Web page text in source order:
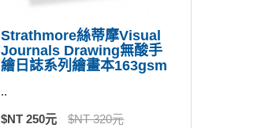
Strathmore絲蒂摩Visual
Journals Drawing無酸手
繪日誌系列繪畫本163gsm
..
$NT 250元 $NT 320元